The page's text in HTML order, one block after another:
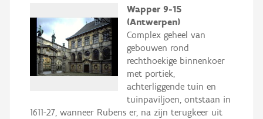
Wapper 9-15
(Antwerpen)
Complex geheel van
gebouwen rond
rechthoekige binnenkoer
met portiek,
achterliggende tuin en
tuinpaviljoen, ontstaan in
1611-27, wanneer Rubens er, na zijn terugkeer uit